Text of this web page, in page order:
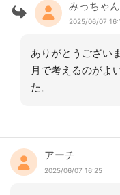
みっちゃ
2025/06/07
ありがとうございま
月で考えるのがよ
た。
アーチ
2025/06/07 16:25